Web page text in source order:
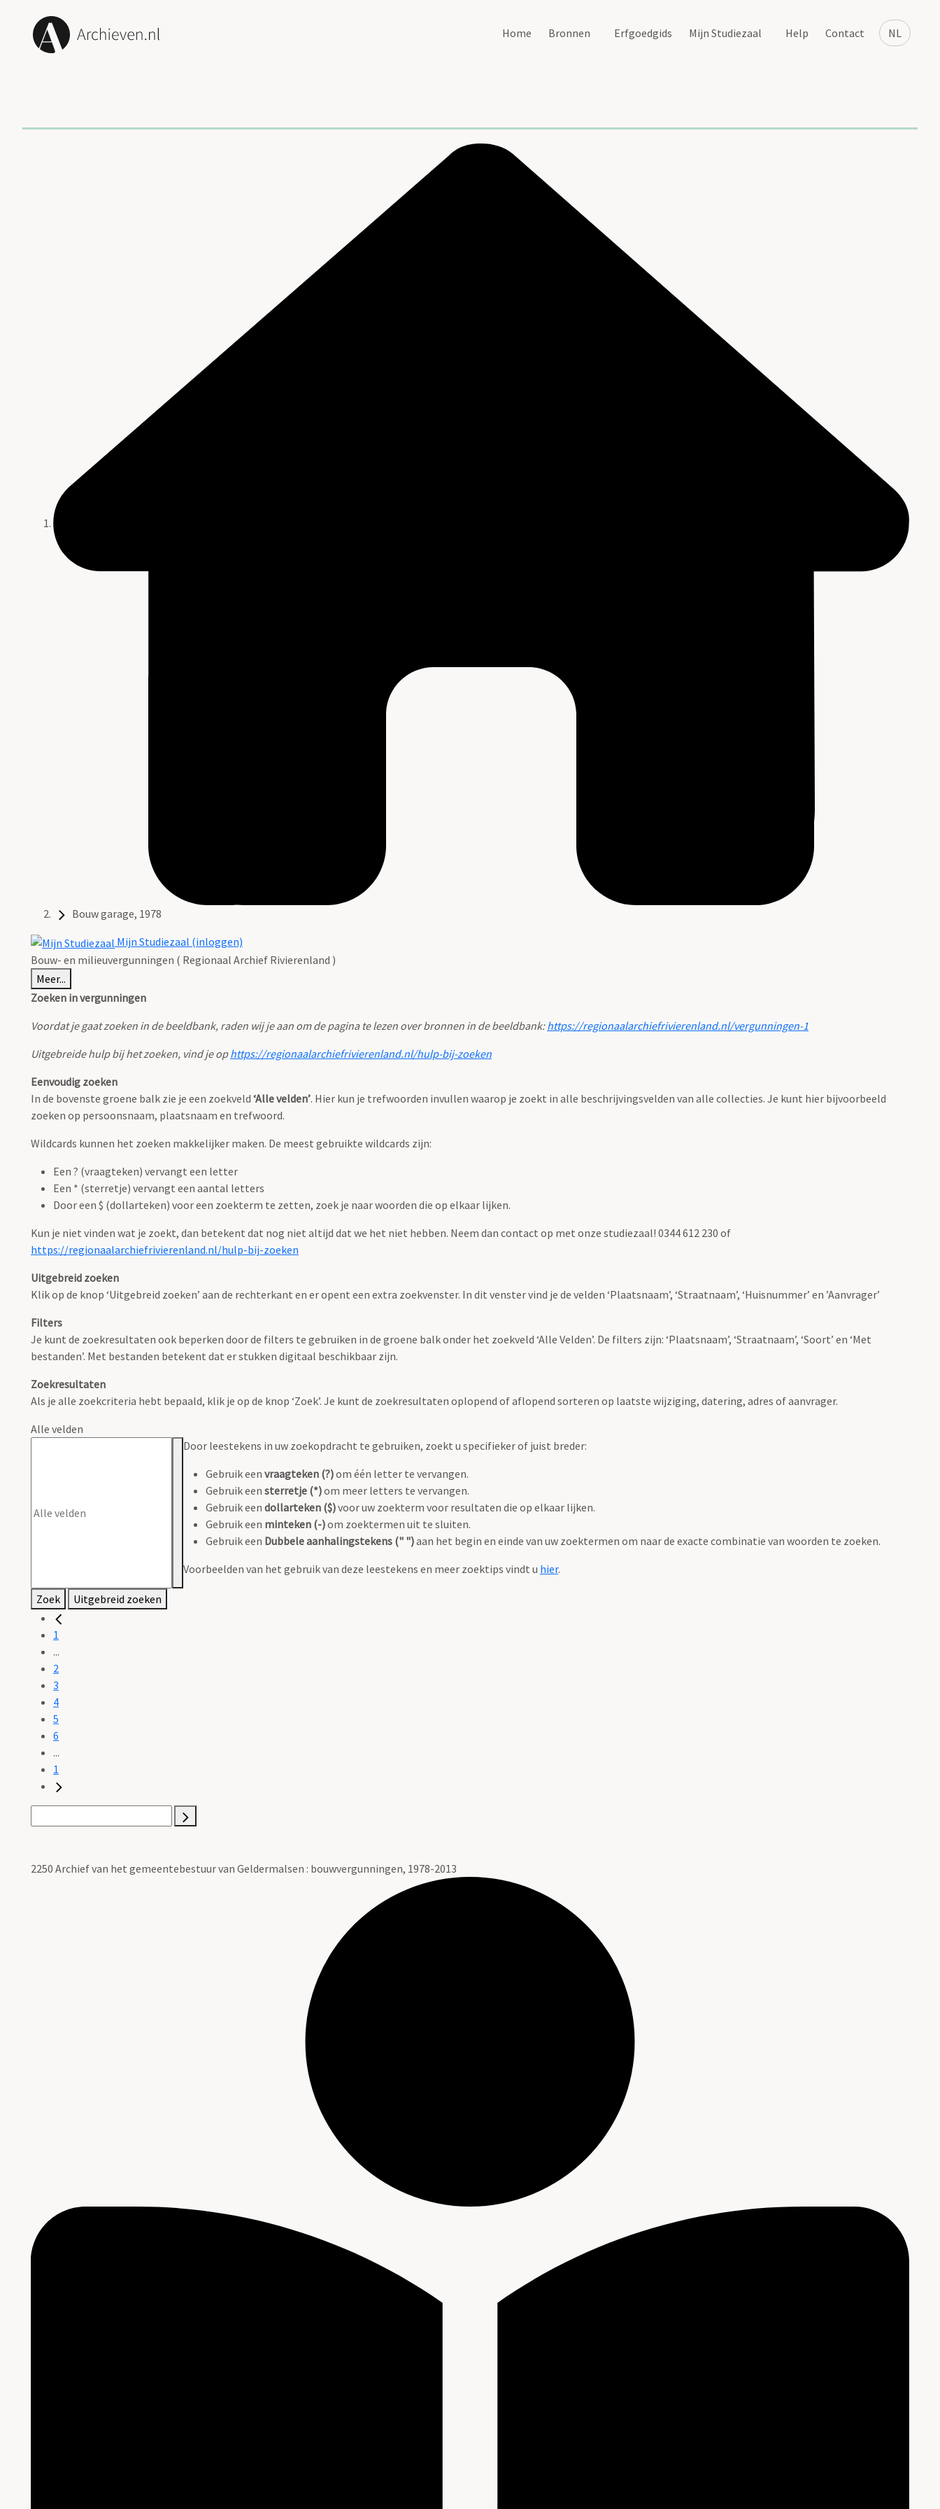
NL
Home Bronnen Erfgoedgids Mijn Studiezaal Help Contact
Bouw garage, 1978
Mijn Studiezaal (inloggen)
Bouw- en milieuvergunningen ( Regionaal Archief Rivierenland )
Meer...
Zoeken in vergunningen
Voordat je gaat zoeken in de beeldbank, raden wij je aan om de pagina te lezen over bronnen in de beeldbank:https://regionaalarchiefrivierenland.nl/vergunningen-1
Uitgebreide hulp bij het zoeken, vind je ophttps://regionaalarchiefrivierenland.nl/hulp-bij-zoeken
Eenvoudig zoeken
In de bovenste groene balk zie je een zoekveld ‘Alle velden’. Hier kun je trefwoorden invullen waarop je zoekt in alle beschrijvingsvelden van alle collecties. Je kunt hier bijvoorbeeld
zoeken op persoonsnaam, plaatsnaam en trefwoord.
Wildcards kunnen het zoeken makkelijker maken. De meest gebruikte wildcards zijn:
Een ? (vraagteken) vervangt een letter
Een * (sterretje) vervangt een aantal letters
Door een $ (dollarteken) voor een zoekterm te zetten, zoek je naar woorden die op elkaar lijken.
Kun je niet vinden wat je zoekt, dan betekent dat nog niet altijd dat we het niet hebben. Neem dan contact op met onze studiezaal! 0344 612 230 of
https://regionaalarchiefrivierenland.nl/hulp-bij-zoeken
Uitgebreid zoeken
Klik op de knop ‘Uitgebreid zoeken’ aan de rechterkant en er opent een extra zoekvenster. In dit venster vind je de velden ‘Plaatsnaam’, ‘Straatnaam’, ‘Huisnummer’ en ’Aanvrager’
Filters
Je kunt de zoekresultaten ook beperken door de filters te gebruiken in de groene balk onder het zoekveld ‘Alle Velden’. De filters zijn: ‘Plaatsnaam’, ‘Straatnaam’, ‘Soort’ en ‘Met
bestanden’. Met bestanden betekent dat er stukken digitaal beschikbaar zijn.
Zoekresultaten
Als je alle zoekcriteria hebt bepaald, klik je op de knop ‘Zoek’. Je kunt de zoekresultaten oplopend of aflopend sorteren op laatste wijziging, datering, adres of aanvrager.
Alle velden
Door leestekens in uw zoekopdracht te gebruiken, zoekt u specifieker of juist breder:
Gebruik een vraagteken (?)om één letter te vervangen.
Gebruik een sterretje (*)om meer letters te vervangen.
Gebruik een dollarteken ($)voor uw zoekterm voor resultaten die op elkaar lijken.
Gebruik een minteken (-)om zoektermen uit te sluiten.
Gebruik een Dubbele aanhalingstekens (" ")aan het begin en einde van uw zoektermen om naar de exacte combinatie van woorden te zoeken.
Voorbeelden van het gebruik van deze leestekens en meer zoektips vindt u hier.
Zoek Uitgebreid zoeken
1
...
2
3
4
5
6
...
1
2250 Archief van het gemeentebestuur van Geldermalsen : bouwvergunningen, 1978-2013